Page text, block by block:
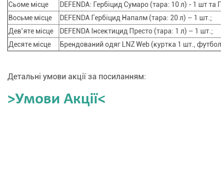
Сьоме місце
DEFENDA: Гербіцид Сумаро (тара: 10 л) - 1 шт
Восьме місце
DEFENDA Гербіцид Напалм (тара: 20 л) – 1 шт.;
Дев’яте місце
DEFENDA Інсектицид Престо (тара: 1 л) – 1 шт.;
Десяте місце
Брендований одяг LNZ Web (куртка 1 шт.,
Детальні умови акції за посиланням:
>Умови Акції<